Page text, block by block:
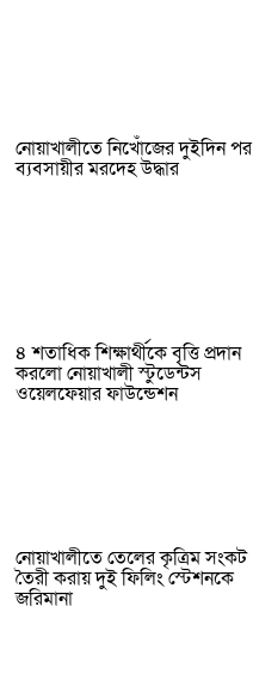
নোয়াখালীতে নিখোঁজের দুইদিন পর
ব্যবসায়ীর মরদেহ উদ্ধার
৪ শতাধিক শিক্ষার্থীকে বৃত্তি প্রদান
করলো নোয়াখালী স্টুডেন্টস
ওয়েলফেয়ার ফাউন্ডেশন
নোয়াখালীতে তেলের কৃত্রিম সংকট
তৈরী করায় দুই ফিলিং স্টেশনকে
জরিমানা